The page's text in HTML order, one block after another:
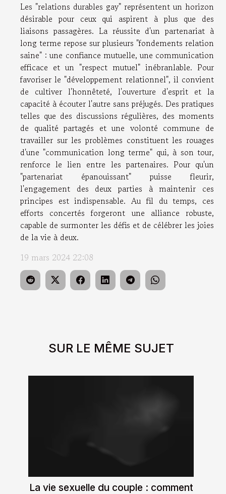
SUR LE MÊME SUJET
La vie sexuelle du couple : comment
Les "relations durables gay" représentent un horizon
désirable pour ceux qui aspirent à plus que des
liaisons passagères. La réussite d'un partenariat à
long terme repose sur plusieurs "fondements relation
saine" : une confiance mutuelle, une communication
efficace et un "respect mutuel" inébranlable. Pour
favoriser le "développement relationnel", il convient
de cultiver l'honnêteté, l'ouverture d'esprit et la
capacité à écouter l'autre sans préjugés. Des pratiques
telles que des discussions régulières, des moments
de qualité partagés et une volonté commune de
travailler sur les problèmes constituent les rouages
d'une "communication long terme" qui, à son tour,
renforce le lien entre les partenaires. Pour qu'un
"partenariat épanouissant" puisse fleurir,
l'engagement des deux parties à maintenir ces
principes est indispensable. Au fil du temps, ces
efforts concertés forgeront une alliance robuste,
capable de surmonter les défis et de célébrer les joies
de la vie à deux.
19 mars 2024 22:08